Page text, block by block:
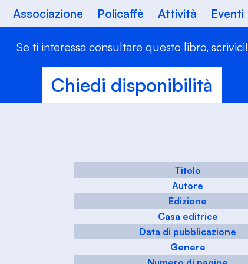
Associazione Policaffè Attività Eventi
Se ti interessa consultare questo libro, scrivici!
Chiedi disponibilità
Titolo
Autore
Edizione
Casa editrice
Data di pubblicazione
Genere